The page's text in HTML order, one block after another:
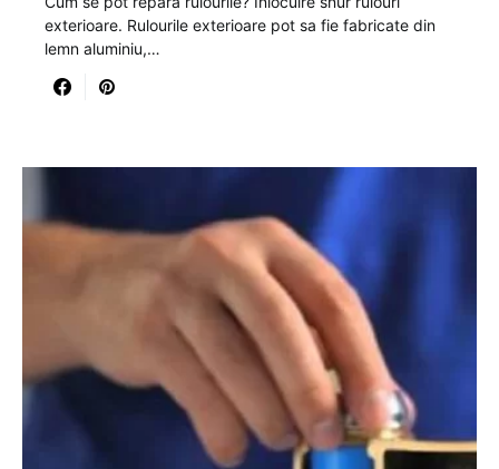
exterioare. Rulourile exterioare pot sa fie fabricate din
lemn aluminiu,…